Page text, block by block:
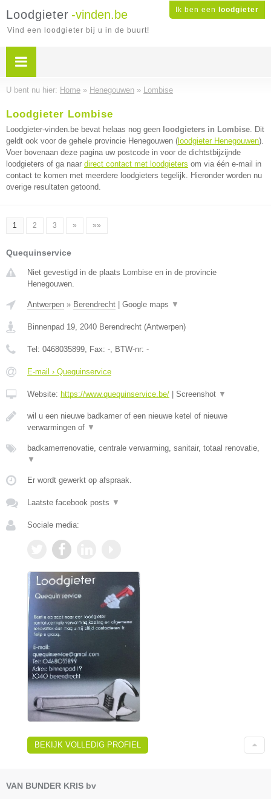
Ik ben een loodgieter
Loodgieter -vinden.be
Vind een loodgieter bij u in de buurt!
U bent nu hier: Home » Henegouwen » Lombise
Loodgieter Lombise
Loodgieter-vinden.be bevat helaas nog geen loodgieters in Lombise. Dit
geldt ook voor de gehele provincie Henegouwen ( loodgieter Henegouwen).
Voer bovenaan deze pagina uw postcode in voor de dichtstbijzijnde
loodgieters of ga naar direct contact met loodgieters om via één e-mail in
contact te komen met meerdere loodgieters tegelijk. Hieronder worden nu
overige resultaten getoond.
1 2 3 » »»
Quequinservice
Niet gevestigd in de plaats Lombise en in de provincie
Henegouwen.
Antwerpen » Berendrecht Google maps ▼
Binnenpad 19, 2040 Berendrecht (Antwerpen)
Tel: 0468035899, Fax: -, BTW-nr: -
E-mail › Quequinservice
Website: https://www.quequinservice.be/ Screenshot ▼
wil u een nieuwe badkamer of een nieuwe ketel of nieuwe
verwarmingen of ▼
badkamerrenovatie, centrale verwarming, sanitair, totaal renovatie,
▼
Er wordt gewerkt op afspraak.
Laatste facebook posts ▼
Sociale media:
BEKIJK VOLLEDIG PROFIEL
VAN BUNDER KRIS bv